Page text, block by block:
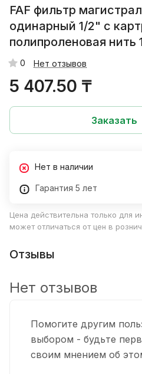
FAF фильтр
одинарный 1/2" с
полипроленовая нить
0 Нет отзывов
5 407.50 ₸
Заказать
Нет в наличии
Гарантия 5 лет
Цена действительна только для
может отличаться от цен в
Отзывы
Помогите другим
выбором - будьте
своим мнением об
Нет отзывов